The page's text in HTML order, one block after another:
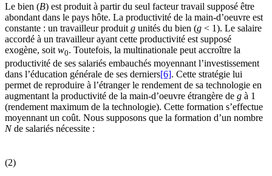
Le bien (B) est produit à partir du seul facteur travail supposé être
abondant dans le pays hôte. La productivité de la main-d’oeuvre est
constante : un travailleur produit g unités du bien (g < 1). Le salaire
accordé à un travailleur ayant cette productivité est supposé
exogène, soit w0. Toutefois, la multinationale peut accroître la
productivité de ses salariés embauchés moyennant l’investissement
dans l’éducation générale de ses derniers[6]. Cette stratégie lui
permet de reproduire à l’étranger le rendement de sa technologie en
augmentant la productivité de la main-d’oeuvre étrangère de g à 1
(rendement maximum de la technologie). Cette formation s’effectue
moyennant un coût. Nous supposons que la formation d’un nombre
Nde salariés nécessite :
(2)